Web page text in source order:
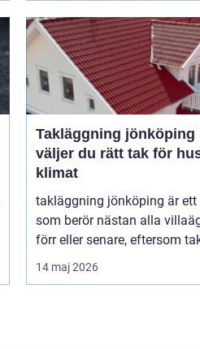
Takläggning jönköping så
väljer du rätt tak för
klimat
takläggning jönköping är ett
som berör nästan alla
förr eller senare, eftersom
14 maj 2026